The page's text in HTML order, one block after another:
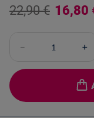
22,90 € 16,80
＋
－